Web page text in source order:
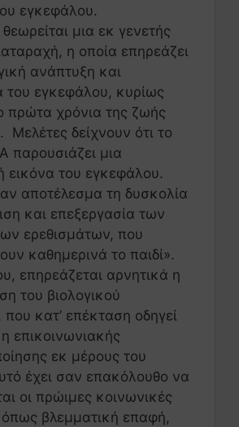
εγκεφάλου.
μια εκ γενετής
η οποία επηρεάζει
ανάπτυξη και
του εγκεφάλου, κυρίως
πρώτα χρόνια της ζωής
Μελέτες δείχνουν ότι το
παρουσιάζει μια
εικόνα του εγκεφάλου.
αποτέλεσμα τη δυσκολία
και επεξεργασία των
ερεθισμάτων, που
καθημερινά το παιδί».
επηρεάζεται αρνητικά η
του βιολογικού
κατ’ επέκταση οδηγεί
επικοινωνιακής
εκ μέρους του
έχει σαν επακόλουθο να
οι πρώιμες κοινωνικές
όπως βλεμματική επαφή,